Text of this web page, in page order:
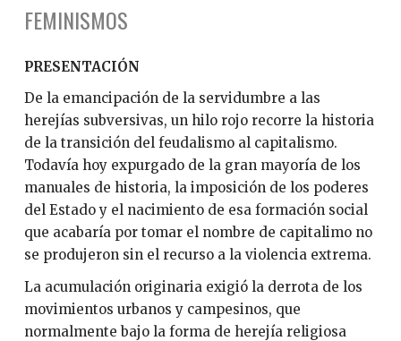
FEMINISMOS
PRESENTACIÓN
De la emancipación de la servidumbre a las
herejías subversivas, un hilo rojo recorre la historia
de la transición del feudalismo al capitalismo.
Todavía hoy expurgado de la gran mayoría de los
manuales de historia, la imposición de los poderes
del Estado y el nacimiento de esa formación social
que acabaría por tomar el nombre de capitalimo no
se produjeron sin el recurso a la violencia extrema.
La acumulación originaria exigió la derrota de los
movimientos urbanos y campesinos, que
normalmente bajo la forma de herejía religiosa